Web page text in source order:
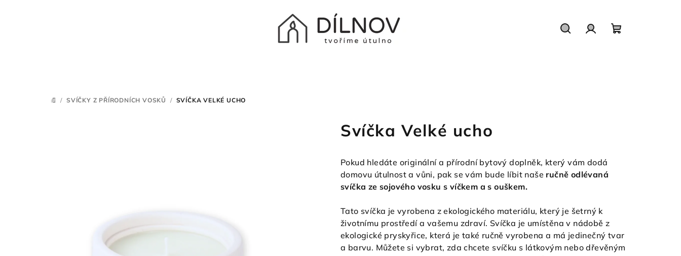
DOMŮ
/ SVÍČKY Z PŘÍRODNÍCH VOSKŮ / SVÍČKA VELKÉ UCHO
Svíčka Velké ucho
Pokud hledáte originální a přírodní bytový doplněk, který vám dodá
domovu útulnost a vůni, pak se vám bude líbit naše ručně odlévaná
svíčka ze sojového vosku s víčkem a s ouškem.
Tato svíčka je vyrobena z ekologického materiálu, který je šetrný k
životnímu prostředí a vašemu zdraví. Svíčka je umístěna v nádobě z
ekologické pryskyřice, která je také ručně vyrobena a má jedinečný tvar
a barvu. Můžete si vybrat, zda chcete svíčku s látkovým nebo dřevěným